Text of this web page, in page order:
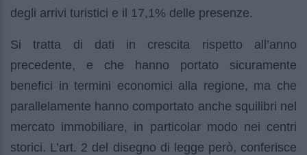
degli arrivi turistici e il 17,1% delle presenze.
Si tratta di dati in crescita rispetto all’anno
precedente, e che hanno portato sicuramente
benefici in termini economici alla regione, ma che
parallelamente hanno comportato anche squilibri nel
mercato immobiliare, in particolar modo nei centri
storici. L’art. 2 del disegno di legge però, conferisce